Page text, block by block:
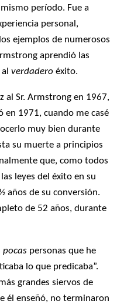
período. Fue a
personal,
ejemplos de numerosos
aprendió las
alverdadero éxito.
al Sr. Armstrong en 1967,
en 1971, cuando me casé
muy bien durante
su muerte a principios
que, como todos
las leyes del éxito en su
años de su conversión.
de 52 años, durante
pocas personas que he
lo que predicaba”.
grandes siervos de
él enseñó, no terminaron